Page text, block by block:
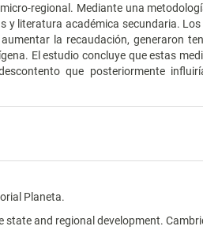
regional. Mediante una
y literatura académica secundaria.
la recaudación, generaron
El estudio concluye que estas
que posteriormente
Planeta.
and regional development.